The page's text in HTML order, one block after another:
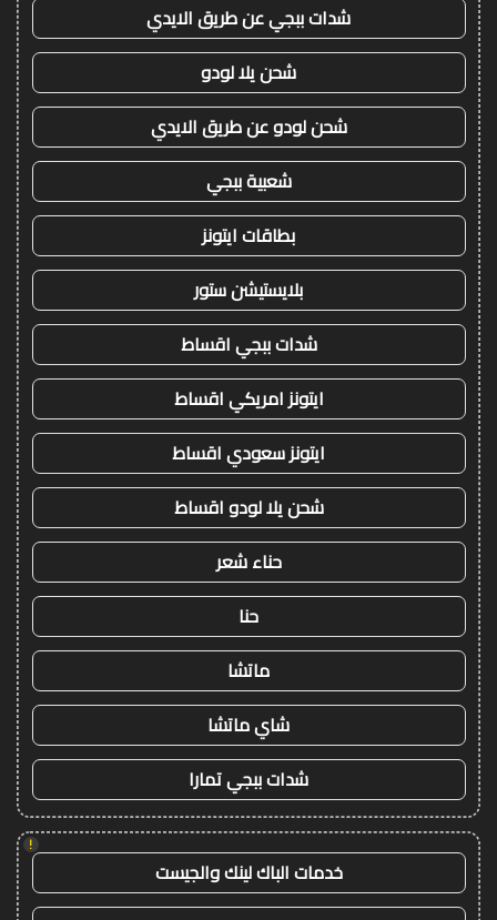
شدات ببجي عن طريق الايدي
شحن يلا لودو
شحن لودو عن طريق الايدي
شعبية ببجي
بطاقات ايتونز
بلايستيشن ستور
شدات ببجي اقساط
ايتونز امريكي اقساط
ايتونز سعودي اقساط
شحن يلا لودو اقساط
حناء شعر
حنا
ماتشا
شاي ماتشا
شدات ببجي تمارا
!
خدمات الباك لينك والجيست